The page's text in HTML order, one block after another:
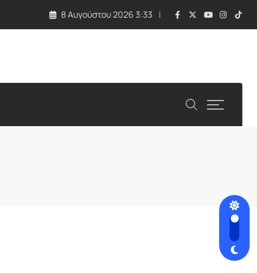
8 Αυγούστου 2026 3:33